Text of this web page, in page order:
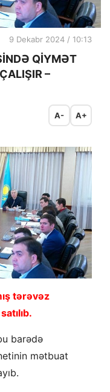
9 Dekabr 2024 / 10:13
QİYMƏT
–
A- A+
tərəvəz
barədə
mətbuat